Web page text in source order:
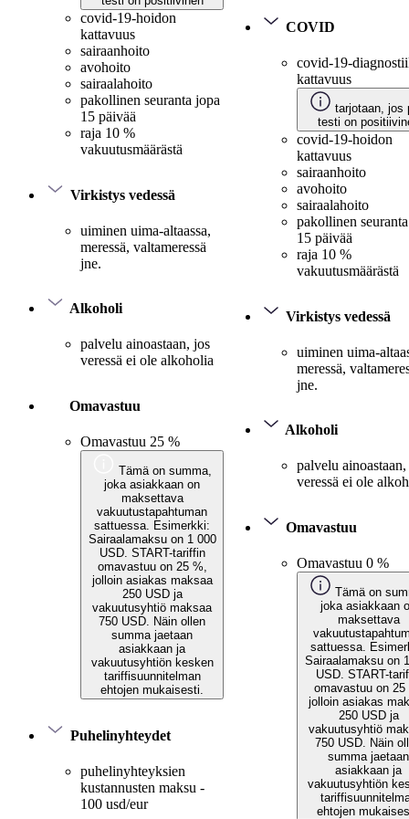
covid-19-hoidon
kattavuus
sairaanhoito
avohoito
sairaalahoito
pakollinen seuranta jopa
15 päivää
raja 10 %
vakuutusmäärästä
Virkistys vedessä
uiminen uima-altaassa,
meressä, valtameressä
jne.
Alkoholi
palvelu ainoastaan, jos
veressä ei ole alkoholia
Omavastuu
Omavastuu 25 %
Tämä on summa,
joka asiakkaan on
maksettava
vakuutustapahtuman
sattuessa. Esimerkki:
Sairaalamaksu on 1 000
USD. START-tariffin
omavastuu on 25 %,
jolloin asiakas maksaa
250 USD ja
vakuutusyhtiö maksaa
750 USD. Näin ollen
summa jaetaan
asiakkaan ja
vakuutusyhtiön kesken
tariffisuunnitelman
ehtojen mukaisesti.
Puhelinyhteydet
puhelinyhteyksien
kustannusten maksu -
100 usd/eur
COVID
covid-19-
kattavuus
tarjotaan, jos
testi on
covid-19-hoidon
kattavuus
sairaanhoito
avohoito
sairaalahoito
pakollinen
15 päivää
raja 10 %
vakuutusmäärästä
Virkistys vedessä
uiminen uima-
meressä,
jne.
Alkoholi
palvelu
veressä ei ole
Omavastuu
Omavastuu 0 %
Tämä on
joka asiakkaan
maksettava
sattuessa.
Sairaalamaksu on
USD. START-
omavastuu on 25
jolloin asiakas
250 USD ja
vakuutusyhtiö
750 USD. Näin
summa jaetaan
asiakkaan ja
vakuutusyhtiön
ehtojen